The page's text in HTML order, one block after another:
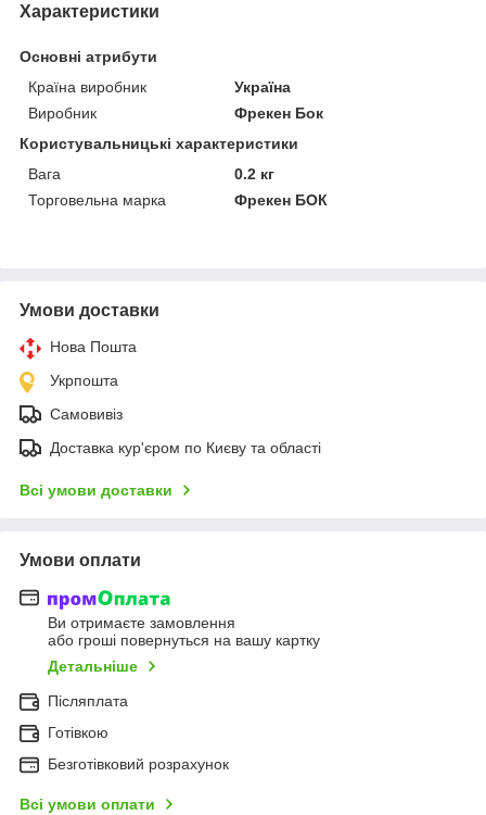
Характеристики
Основні атрибути
Країна виробник
Україна
Виробник
Фрекен Бок
Користувальницькі характеристики
Вага
0.2 кг
Торговельна марка
Фрекен БОК
Умови доставки
Нова Пошта
Укрпошта
Самовивіз
Доставка кур'єром по Києву та області
Всі умови доставки
Умови оплати
Ви отримаєте замовлення
або гроші повернуться на вашу картку
Детальніше
Післяплата
Готівкою
Безготівковий розрахунок
Всі умови оплати